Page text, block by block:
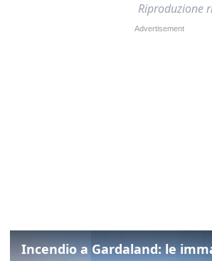
Riproduzione